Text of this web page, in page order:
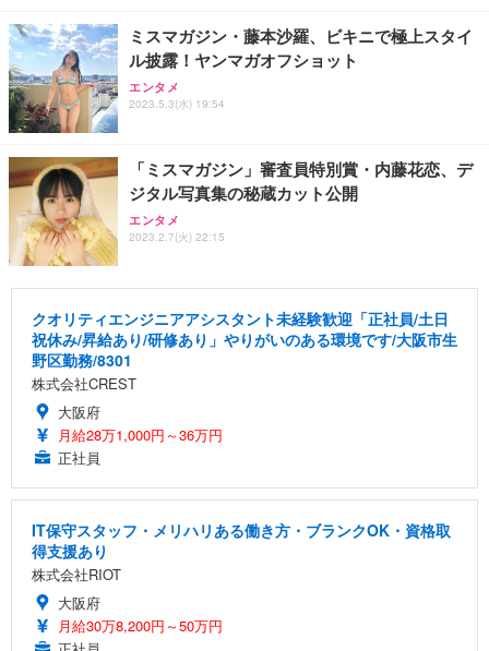
ミスマガジン・藤本沙羅、ビキニで極上スタイ
ル披露！ヤンマガオフショット
エンタメ
2023.5.3(水) 19:54
「ミスマガジン」審査員特別賞・内藤花恋、デ
ジタル写真集の秘蔵カット公開
エンタメ
2023.2.7(火) 22:15
クオリティエンジニアアシスタント未経験歓迎「正社員/土日
祝休み/昇給あり/研修あり」やりがいのある環境です/大阪市生
野区勤務/8301
株式会社CREST
大阪府
月給28万1,000円～36万円
正社員
IT保守スタッフ・メリハリある働き方・ブランクOK・資格取
得支援あり
株式会社RIOT
大阪府
月給30万8,200円～50万円